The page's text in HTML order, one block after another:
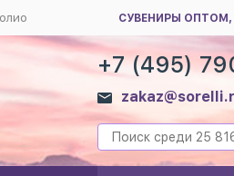
СУВЕНИРЫ
+7 (495)